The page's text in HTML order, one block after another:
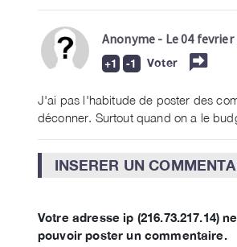
Anonyme - Le 04 fevrier
Voter
J'ai pas l'habitude de poster des
déconner. Surtout quand on a le
INSERER UN
Votre adresse ip (216.73.217.14)
pouvoir poster un commentaire.